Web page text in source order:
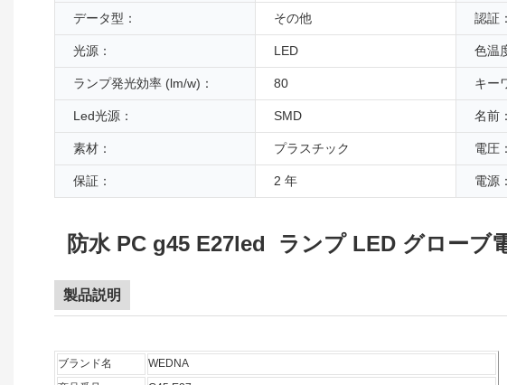
データ型： その他 認証：
光源： LED 色温
ランプ発光効率 (lm/w)： 80 キー
Led光源： SMD 名前：
素材： プラスチック 電圧：
保証： 2 年 電源：
防水 PC g45 E27led ランプ LED グローブ
製品説明
ブランド名
WEDNA